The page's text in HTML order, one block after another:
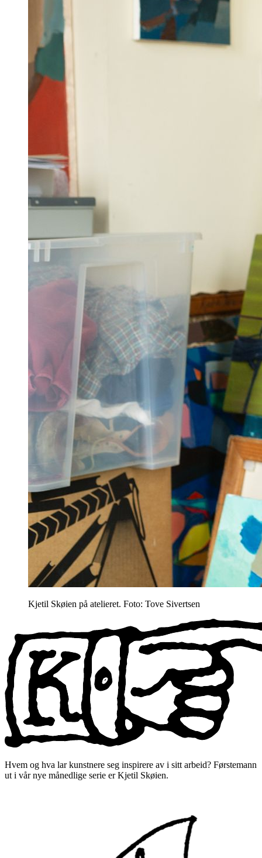
Kjetil Skøien på atelieret. Foto: Tove Sivertsen
Hvem og hva lar kunstnere seg inspirere av i sitt arbeid? Førstemann
ut i vår nye månedlige serie er Kjetil Skøien.